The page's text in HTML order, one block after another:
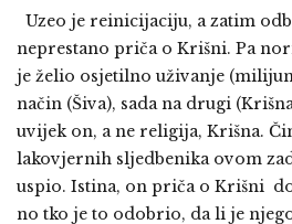
Uzeo je reinicijaciju, a zatim
neprestano priča o Krišni. Pa
je želio osjetilno uživanje
način (Šiva), sada na drugi
uvijek on, a ne religija, Krišna.
lakovjernih sljedbenika ovom
uspio. Istina, on priča o Krišni
no tko je to odobrio, da li je